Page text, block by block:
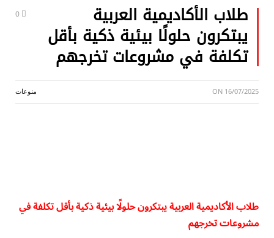
طلاب الأكاديمية العربية
يبتكرون حلولًا بيئية ذكية بأقل
تكلفة في مشروعات تخرجهم
ON16/07/2025 منوعات
طلاب الأكاديمية العربية يبتكرون حلولًا بيئية ذكية بأقل تكلفة في
مشروعات تخرجهم